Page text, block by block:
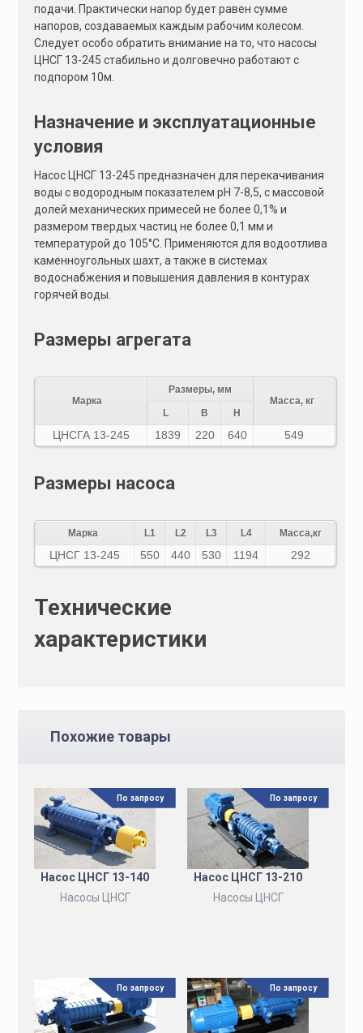
подачи. Практически напор будет равен сумме
напоров, создаваемых каждым рабочим колесом.
Следует особо обратить внимание на то, что насосы
ЦНСГ 13-245 стабильно и долговечно работают с
подпором 10м.
Назначение и эксплуатационные
условия
Насос ЦНСГ 13-245 предназначен для перекачивания
воды с водородным показателем pH 7-8,5, с массовой
долей механических примесей не более 0,1% и
размером твердых частиц не более 0,1 мм и
температурой до 105°C. Применяются для водоотлива
каменноугольных шахт, а также в системах
водоснабжения и повышения давления в контурах
горячей воды.
Размеры агрегата
Марка
Размеры, мм
Масса, кг
L
B H
ЦНСГА 13-245 1839 220 640 549
Размеры насоса
Марка L1 L2 L3 L4 Масса,кг
ЦНСГ 13-245 550 440 530 1194 292
Технические
характеристики
Похожие товары
Насос ЦНСГ 13-140
Насосы ЦНСГ
По запросу
Насос ЦНСГ 13-210
Насосы ЦНСГ
По запросу
По запросу По запросу